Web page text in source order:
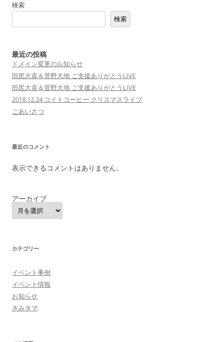
検索
検索
最近の投稿
ドメイン変更のお知らせ
田尻大喜＆菅野大地 ご支援ありがとうLIVE
田尻大喜＆菅野大地 ご支援ありがとうLIVE
2018.12.24 コイトコーヒー クリスマスライブ
ごあいさつ
最近のコメント
表示できるコメントはありません。
アーカイブ
カテゴリー
イベント事例
イベント情報
お知らせ
きみタマ